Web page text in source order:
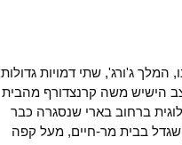
ג'ורג', שתי דמויות גדולות
הישיש משה קרנצדורף מהבית
ברחוב בארי שנסגרה כבר
שגדל בבית מר-חיים, מעל קפה